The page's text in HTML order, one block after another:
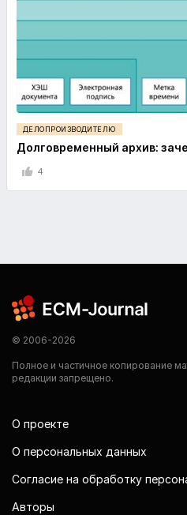
ДЕЛОПРОИЗВОДИТЕЛЮ
Долговременный архив:
4
© 2006-2026
Полное и частичное копирование
редакции запрещено.
О проекте
О персональных данных
Согласие на обработку
Авторы